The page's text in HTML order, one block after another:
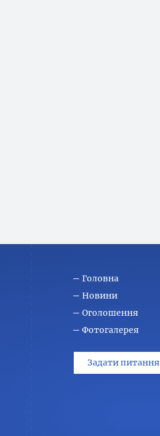
Головна
Новини
Оголошення
Фотогалерея
Задати питання